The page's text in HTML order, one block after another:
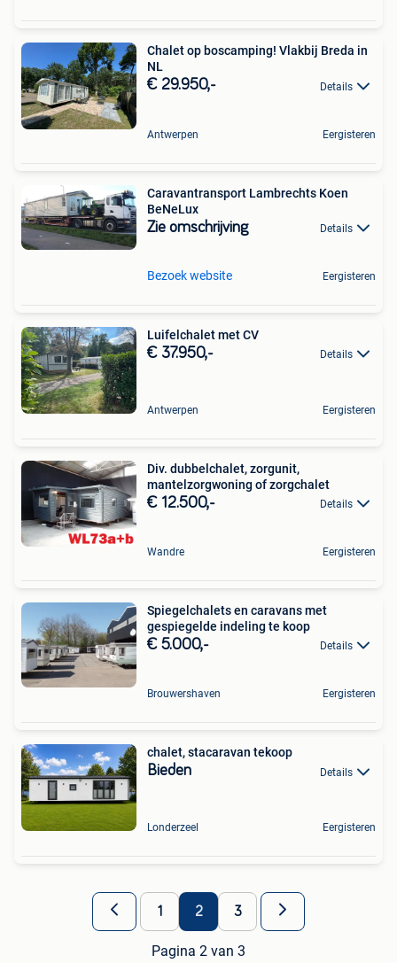
Chalet op boscamping! Vlakbij Breda in
NL
€ 29.950,- Details
Antwerpen Eergisteren
Caravantransport Lambrechts Koen
BeNeLux
Zie omschrijving Details
Bezoek website Eergisteren
Luifelchalet met CV
€ 37.950,- Details
Antwerpen Eergisteren
Div. dubbelchalet, zorgunit,
mantelzorgwoning of zorgchalet
€ 12.500,- Details
Wandre Eergisteren
Spiegelchalets en caravans met
gespiegelde indeling te koop
€ 5.000,- Details
Brouwershaven Eergisteren
chalet, stacaravan tekoop
Bieden Details
Londerzeel Eergisteren
1 2 3
Pagina 2 van 3